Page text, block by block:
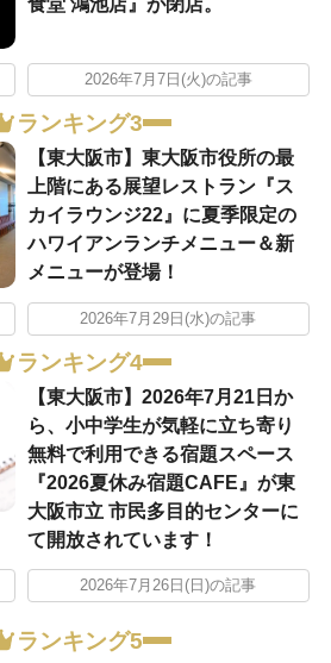
2026年7月7日(火)の記事
ランキング3
【東大阪市】東大阪市役所の最
上階にある展望レストラン『ス
カイラウンジ22』に夏季限定の
ハワイアンランチメニュー＆新
メニューが登場！
2026年7月29日(水)の記事
ランキング4
【東大阪市】2026年7月21日か
ら、小中学生が気軽に立ち寄り
無料で利用できる宿題スペース
『2026夏休み宿題CAFE』が東
大阪市立 市民多目的センターに
て開放されています！
2026年7月26日(日)の記事
ランキング5